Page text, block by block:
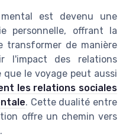
est devenu une
personnelle, offrant la
transformer de manière
l'impact des relations
le voyage peut aussi
les relations sociales
. Cette dualité entre
offre un chemin vers